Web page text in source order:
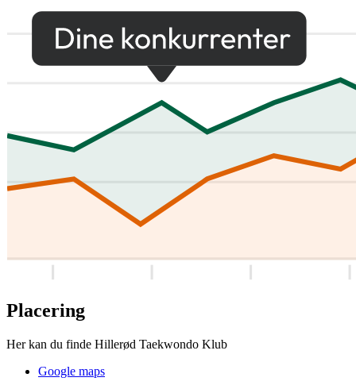
Placering
Her kan du finde Hillerød Taekwondo Klub
Google maps